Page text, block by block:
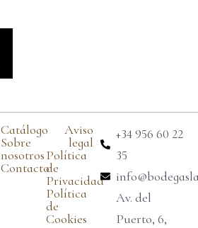
Catálogo
Sobre
nosotros
Contacto
Aviso
legal
Política
de
Privacidad
Política
de
Cookies
+34 956 60 22
35
Av. del
Puerto, 6,